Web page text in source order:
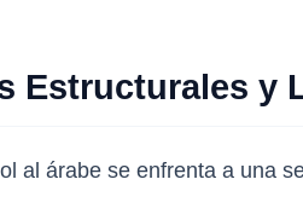
Estructurales y
al árabe se enfrenta a una